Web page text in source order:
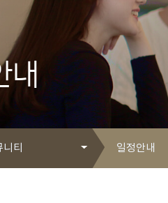
학교
리개발원
내
니티 일정안내